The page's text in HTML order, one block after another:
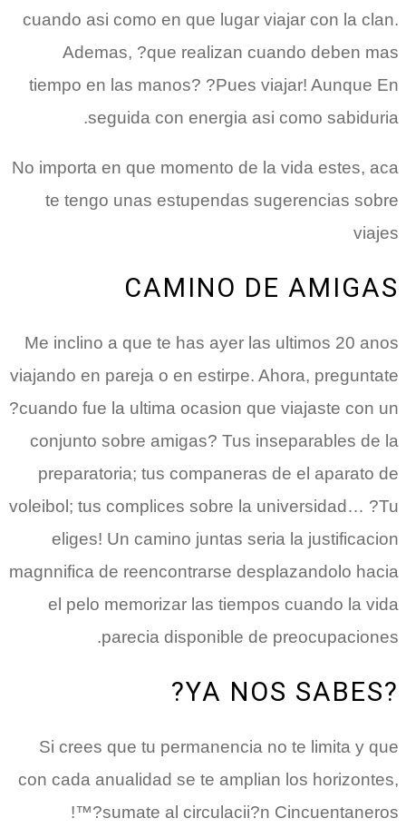
cuando asi­ como en que lugar viajar con la clan.
Ademas, ?que realizan cuando deben mas
tiempo en las manos? ?Pues viajar! Aunque En
seguida con energia asi­ como sabiduria.
No importa en que momento de la vida estes, aca
te tengo unas estupendas sugerencias sobre
viajes
CAMINO DE AMIGAS
Me inclino a que te has ayer las ultimos 20 anos
viajando en pareja o en estirpe. Ahora, preguntate
?cuando fue la ultima ocasion que viajaste con un
conjunto sobre amigas? Tus inseparables de la
preparatoria; tus companeras de el aparato de
voleibol; tus complices sobre la universidad… ?Tu
eliges! Un camino juntas seri­a la justificacion
magnnifica de reencontrarse desplazandolo hacia
el pelo memorizar las tiempos cuando la vida
parecia disponible de preocupaciones.
?YA NOS SABES?
Si crees que tu permanencia no te limita y que
con cada anualidad se te amplian los horizontes,
?sumate al circulacii?n Cincuentaneros™!